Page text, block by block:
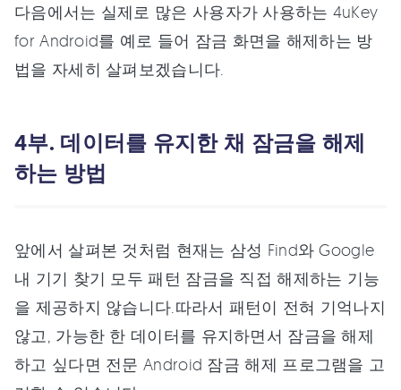
다음에서는 실제로 많은 사용자가 사용하는 4uKey
for Android를 예로 들어 잠금 화면을 해제하는 방
법을 자세히 살펴보겠습니다.
4부. 데이터를 유지한 채 잠금을 해제
하는 방법
앞에서 살펴본 것처럼 현재는 삼성 Find와 Google
내 기기 찾기 모두 패턴 잠금을 직접 해제하는 기능
을 제공하지 않습니다.따라서 패턴이 전혀 기억나지
않고, 가능한 한 데이터를 유지하면서 잠금을 해제
하고 싶다면 전문 Android 잠금 해제 프로그램을 고